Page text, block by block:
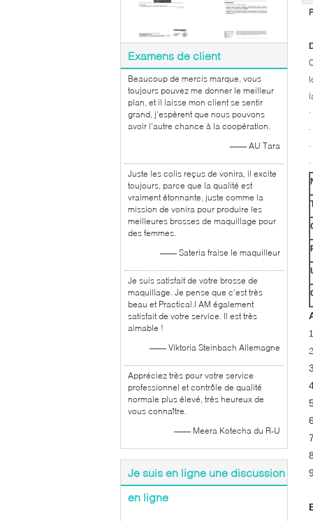
Examens de client
Beaucoup de mercis marque, vous
toujours pouvez me donner le meilleur
plan, et il laisse mon client se sentir
grand, j'espèrent que nous pouvons
avoir l'autre chance à la coopération.
—— AU Tara
Juste les colis reçus de vonira, il excite
toujours, parce que la qualité est
vraiment étonnante, juste comme la
mission de vonira pour produire les
meilleures brosses de maquillage pour
des femmes.
—— Sateria fraise le maquilleur
Je suis satisfait de votre brosse de
maquillage. Je pense que c'est très
beau et Practical.I AM également
satisfait de votre service. Il est très
aimable !
—— Viktoria Steinbach Allemagne
Appréciez très pour votre service
professionnel et contrôle de qualité
normale plus élevé, très heureux de
vous connaître.
—— Meera Kotecha du R-U
Je suis en ligne une discussion
en ligne